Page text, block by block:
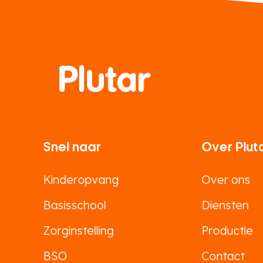
Snel naar
Kinderopvang
Basisschool
Zorginstelling
BSO
Over
Over ons
Diensten
Productie
Contact